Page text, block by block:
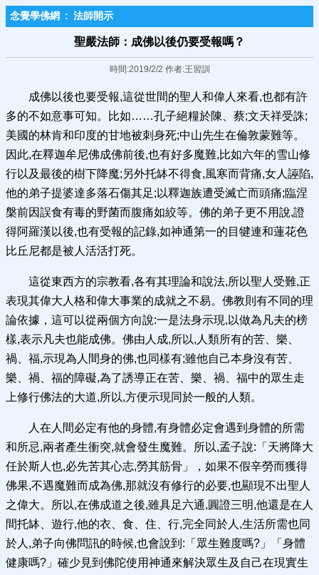
念覺學佛網 : 法師開示
聖嚴法師：成佛以後仍要受報嗎？
時間:2019/2/2 作者:王習訓
成佛以後也要受報,這從世間的聖人和偉人來看,也都有許
多的不如意事可知。比如……孔子絕糧於陳、蔡;文天祥受誅;
美國的林肯和印度的甘地被刺身死;中山先生在倫敦蒙難等。
因此,在釋迦牟尼佛成佛前後,也有好多魔難,比如六年的雪山修
行以及最後的樹下降魔;另外托缽不得食,風寒而背痛,女人誣陷,
他的弟子提婆達多落石傷其足;以釋迦族遭受滅亡而頭痛;臨涅
槃前因誤食有毒的野菌而腹痛如絞等。佛的弟子更不用說,證
得阿羅漢以後,也有受報的記錄,如神通第一的目犍連和蓮花色
比丘尼都是被人活活打死。
這從東西方的宗教看,各有其理論和說法,所以聖人受難,正
表現其偉大人格和偉大事業的成就之不易。佛教則有不同的理
論依據，這可以從兩個方向說:一是法身示現,以做為凡夫的榜
樣,表示凡夫也能成佛。佛由人成,所以,人類所有的苦、樂、
禍、福,示現為人間身的佛,也同樣有;雖他自己本身沒有苦、
樂、禍、福的障礙,為了誘導正在苦、樂、禍、福中的眾生走
上修行佛法的大道,所以,方便示現同於一般的人類。
人在人間必定有他的身體,有身體必定會遇到身體的所需
和所忌,兩者產生衝突,就會發生魔難。所以,孟子說:「天將降大
任於斯人也,必先苦其心志,勞其筋骨」，如果不假辛勞而獲得
佛果,不遇魔難而成為佛,那就沒有修行的必要,也顯現不出聖人
之偉大。所以,在佛成道之後,雖具足六通,圓證三明,他還是在人
間托缽、遊行,他的衣、食、住、行,完全同於人,生活所需也同
於人,弟子向佛問訊的時候,也會說到:「眾生難度嗎?」「身體
健康嗎?」確少見到佛陀使用神通來解決眾生及自己在現實生